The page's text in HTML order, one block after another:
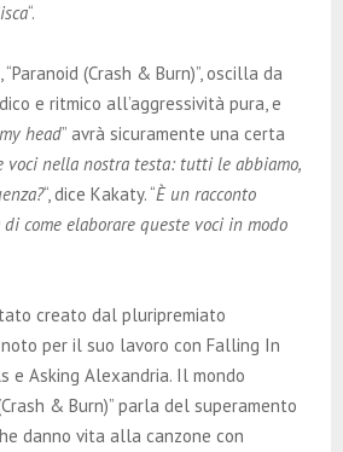
“.
(Crash & Burn)”, oscilla da
e ritmico all’aggressività pura, e
head” avrà sicuramente una certa
voci nella nostra testa: tutti le abbiamo,
“, dice Kakaty. “È un racconto
come elaborare queste voci in modo
creato dal pluripremiato
noto per il suo lavoro con Falling In
e Asking Alexandria. Il mondo
& Burn)” parla del superamento
danno vita alla canzone con